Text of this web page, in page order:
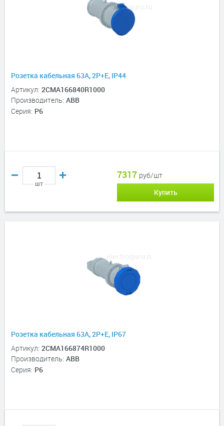
Розетка кабельная 63A, 2P+E, IP44
Артикул: 2CMA166840R1000
Производитель: ABB
Серия: P6
шт
7317 руб/шт
Купить
Розетка кабельная 63A, 2P+E, IP67
Артикул: 2CMA166874R1000
Производитель: ABB
Серия: P6